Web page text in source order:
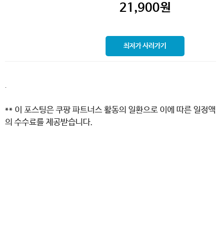
21,900원
최저가 사러가기
.
** 이 포스팅은 쿠팡 파트너스 활동의 일환으로 이에 따른 일정액
의 수수료를 제공받습니다.